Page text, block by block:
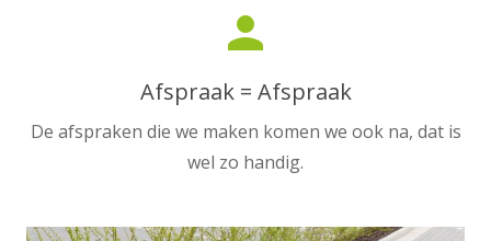
person
Afspraak = Afspraak
De afspraken die we maken komen we ook na, dat is
wel zo handig.